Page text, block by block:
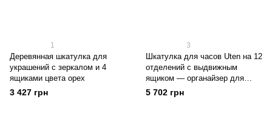
1
Деревянная шкатулка для
украшений с зеркалом и 4
ящиками цвета орех
3 427 грн
3
Шкатулка для часов Uten на 12
отделений с выдвижным
ящиком — органайзер для
часов и украшений
5 702 грн